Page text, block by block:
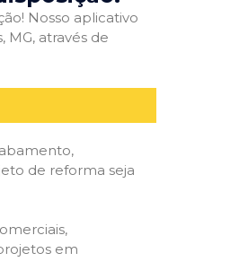
Nosso aplicativo
através de
de reforma seja
em